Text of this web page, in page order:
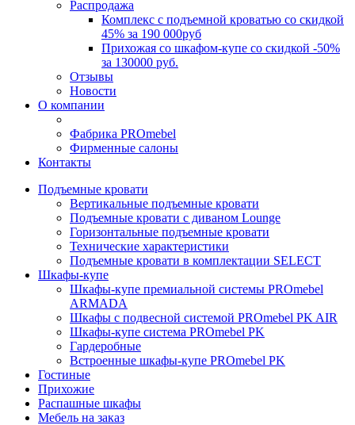
Распродажа
Комплекс с подъемной кроватью со скидкой
45% за 190 000руб
Прихожая со шкафом-купе со скидкой -50%
за 130000 руб.
Отзывы
Новости
О компании
Фабрика PROmebel
Фирменные салоны
Контакты
Подъемные кровати
Вертикальные подъемные кровати
Подъемные кровати с диваном Lounge
Горизонтальные подъемные кровати
Технические характеристики
Подъемные кровати в комплектации SELECT
Шкафы-купе
Шкафы-купе премиальной системы PROmebel
ARMADA
Шкафы с подвесной системой PROmebel PK AIR
Шкафы-купе система PROmebel PK
Гардеробные
Встроенные шкафы-купе PROmebel PK
Гостиные
Прихожие
Распашные шкафы
Мебель на заказ